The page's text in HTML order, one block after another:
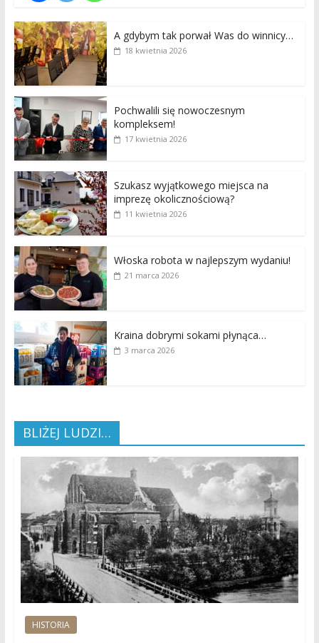
A gdybym tak porwał Was do winnicy…
18 kwietnia 2026
Pochwalili się nowoczesnym
kompleksem!
17 kwietnia 2026
Szukasz wyjątkowego miejsca na
imprezę okolicznościową?
11 kwietnia 2026
Włoska robota w najlepszym wydaniu!
21 marca 2026
Kraina dobrymi sokami płynąca…
3 marca 2026
BLIŻEJ LUDZI…
HISTORIA